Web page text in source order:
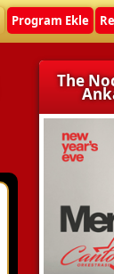
Program Ekle
The